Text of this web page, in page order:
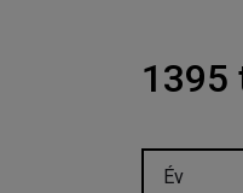
1395
Év